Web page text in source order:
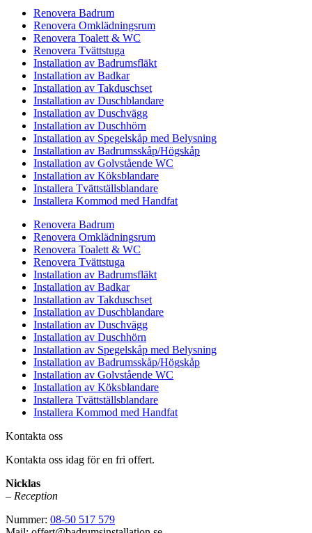
Renovera Badrum
Renovera Omklädningsrum
Renovera Toalett & WC
Renovera Tvättstuga
Installation av Badrumsfläkt
Installation av Badkar
Installation av Takduschset
Installation av Duschblandare
Installation av Duschvägg
Installation av Duschhörn
Installation av Spegelskåp med Belysning
Installation av Badrumsskåp/Högskåp
Installation av Golvstående WC
Installation av Köksblandare
Installera Tvättställsblandare
Installera Kommod med Handfat
Renovera Badrum
Renovera Omklädningsrum
Renovera Toalett & WC
Renovera Tvättstuga
Installation av Badrumsfläkt
Installation av Badkar
Installation av Takduschset
Installation av Duschblandare
Installation av Duschvägg
Installation av Duschhörn
Installation av Spegelskåp med Belysning
Installation av Badrumsskåp/Högskåp
Installation av Golvstående WC
Installation av Köksblandare
Installera Tvättställsblandare
Installera Kommod med Handfat
Kontakta oss
Kontakta oss idag för en fri offert.
Nicklas
– Reception
Nummer: 08-50 517 579